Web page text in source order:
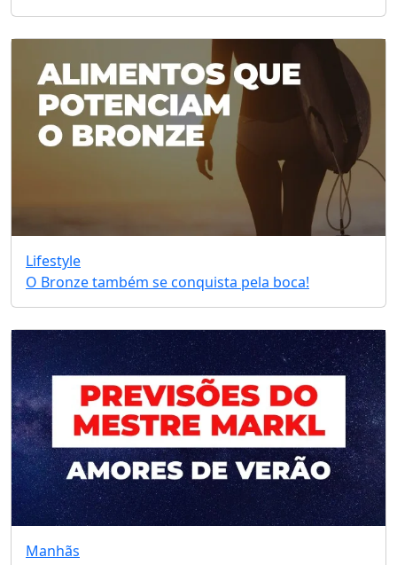
Lifestyle
O Bronze também se conquista pela boca!
Manhãs